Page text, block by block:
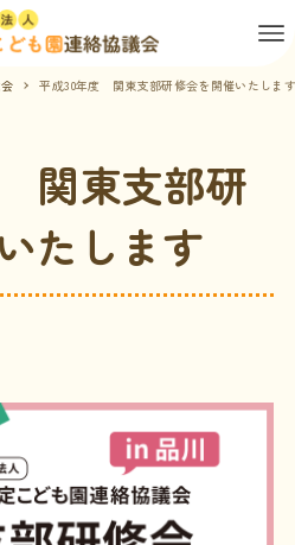
平成30年度 関東支部研修会を開催いたしま
関東支部研
たします